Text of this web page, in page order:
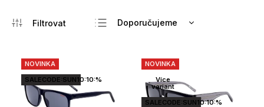
Doporučujeme
Nejdražší
Nejprodávanější
Abecedně
NOVINKA
SALECODE:SUN10:10:%
NOVINKA
Více
variant
SALECODE:SUN10:10:%